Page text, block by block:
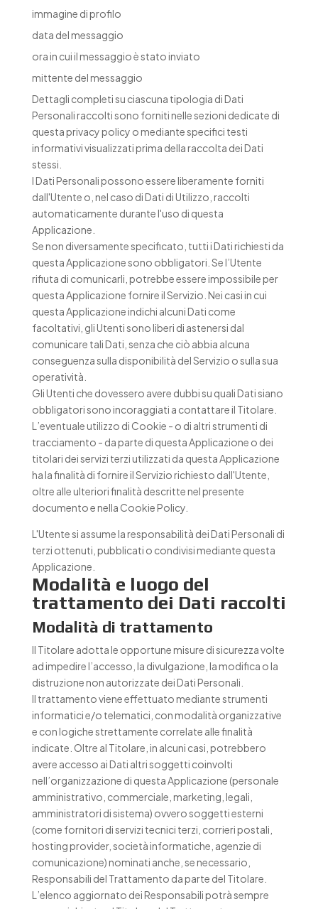
immagine di profilo
data del messaggio
ora in cui il messaggio è stato inviato
mittente del messaggio
Dettagli completi su ciascuna tipologia di Dati
Personali raccolti sono forniti nelle sezioni dedicate di
questa privacy policy o mediante specifici testi
informativi visualizzati prima della raccolta dei Dati
stessi.
I Dati Personali possono essere liberamente forniti
dall'Utente o, nel caso di Dati di Utilizzo, raccolti
automaticamente durante l'uso di questa
Applicazione.
Se non diversamente specificato, tutti i Dati richiesti da
questa Applicazione sono obbligatori. Se l’Utente
rifiuta di comunicarli, potrebbe essere impossibile per
questa Applicazione fornire il Servizio. Nei casi in cui
questa Applicazione indichi alcuni Dati come
facoltativi, gli Utenti sono liberi di astenersi dal
comunicare tali Dati, senza che ciò abbia alcuna
conseguenza sulla disponibilità del Servizio o sulla sua
operatività.
Gli Utenti che dovessero avere dubbi su quali Dati siano
obbligatori sono incoraggiati a contattare il Titolare.
L’eventuale utilizzo di Cookie - o di altri strumenti di
tracciamento - da parte di questa Applicazione o dei
titolari dei servizi terzi utilizzati da questa Applicazione
ha la finalità di fornire il Servizio richiesto dall'Utente,
oltre alle ulteriori finalità descritte nel presente
documento e nella Cookie Policy.
L'Utente si assume la responsabilità dei Dati Personali di
terzi ottenuti, pubblicati o condivisi mediante questa
Applicazione.
Modalità e luogo del
trattamento dei Dati raccolti
Modalità di trattamento
Il Titolare adotta le opportune misure di sicurezza volte
ad impedire l’accesso, la divulgazione, la modifica o la
distruzione non autorizzate dei Dati Personali.
Il trattamento viene effettuato mediante strumenti
informatici e/o telematici, con modalità organizzative
e con logiche strettamente correlate alle finalità
indicate. Oltre al Titolare, in alcuni casi, potrebbero
avere accesso ai Dati altri soggetti coinvolti
nell’organizzazione di questa Applicazione (personale
amministrativo, commerciale, marketing, legali,
amministratori di sistema) ovvero soggetti esterni
(come fornitori di servizi tecnici terzi, corrieri postali,
hosting provider, società informatiche, agenzie di
comunicazione) nominati anche, se necessario,
Responsabili del Trattamento da parte del Titolare.
L’elenco aggiornato dei Responsabili potrà sempre